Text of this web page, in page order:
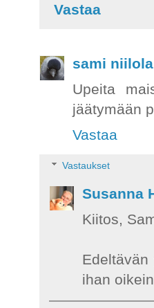
Vastaa
sami niilola
Upeita
jäätymään
Vastaa
Vastaukset
Susanna
Kiitos,
ihan